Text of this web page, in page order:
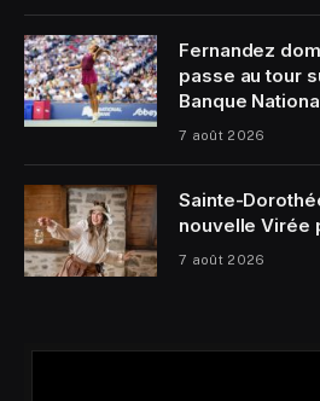
Fernandez
passe au tour
Banque
7 août 2026
Sainte-
nouvelle Virée
7 août 2026